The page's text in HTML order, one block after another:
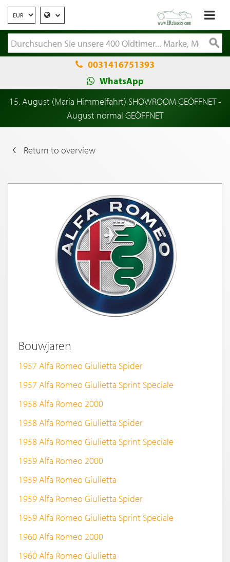
0031416751393
WhatsApp
15. August (Maria Himmelfahrt) SHOWROOM GEÖFFNET -
August normal GEÖFFNET
Return to overview
Bouwjaren
1957 Alfa Romeo Giulietta Spider
1957 Alfa Romeo Giulietta Sprint Speciale
1958 Alfa Romeo 2000
1958 Alfa Romeo Giulietta Spider
1958 Alfa Romeo Giulietta Sprint Speciale
1959 Alfa Romeo 2000
1959 Alfa Romeo Giulietta
1959 Alfa Romeo Giulietta Spider
1959 Alfa Romeo Giulietta Sprint Speciale
1960 Alfa Romeo 2000
1960 Alfa Romeo Giulietta